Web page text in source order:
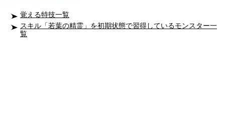
覚える特技一覧
スキル「若葉の精霊」を初期状態で習得しているモンスター一
覧